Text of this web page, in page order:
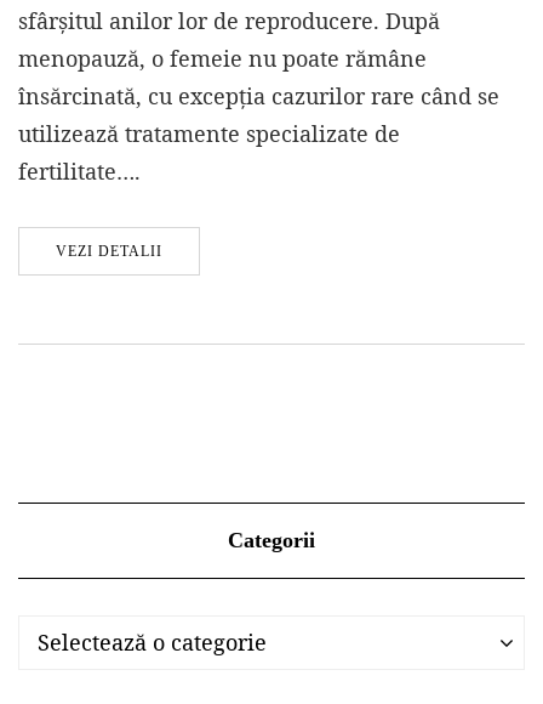
sfârșitul anilor lor de reproducere. După
menopauză, o femeie nu poate rămâne
însărcinată, cu excepția cazurilor rare când se
utilizează tratamente specializate de
fertilitate….
VEZI DETALII
Categorii
Categorii
Selectează o categorie
Categorii